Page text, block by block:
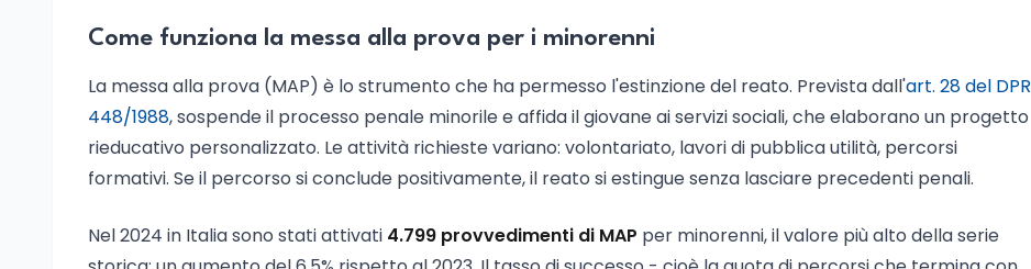
Come funziona la messa alla prova per i minorenni
La messa alla prova (MAP) è lo strumento che ha permesso l'estinzione del reato. Prevista dall'art. 28 del DPR
448/1988, sospende il processo penale minorile e affida il giovane ai servizi sociali, che elaborano un progetto
rieducativo personalizzato. Le attività richieste variano: volontariato, lavori di pubblica utilità, percorsi
formativi. Se il percorso si conclude positivamente, il reato si estingue senza lasciare precedenti penali.
Nel 2024 in Italia sono stati attivati 4.799 provvedimenti di MAP per minorenni, il valore più alto della serie